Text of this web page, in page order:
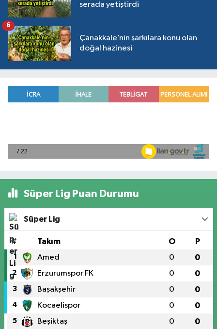
serada yetiştirdi
Çanakkale’nin şarkılara konu olan
doğal hazinesi
6
Süper Lig Puan Durumu
Süper Lig
# Takım O P
1 Amed 0 0
2 Erzurumspor FK 0 0
3 Başakşehir 0 0
4 Kocaelispor 0 0
5 Beşiktaş 0 0